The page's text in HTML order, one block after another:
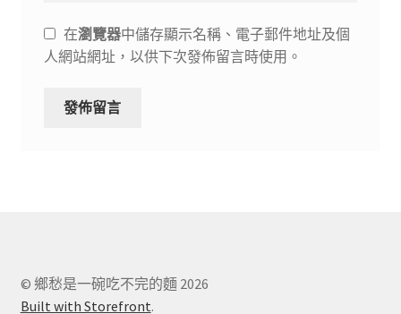
在瀏覽器中儲存顯示名稱、電子郵件地址及個
人網站網址，以供下次發佈留言時使用。
© 鄉愁是一碗吃不完的麵 2026
Built with Storefront.